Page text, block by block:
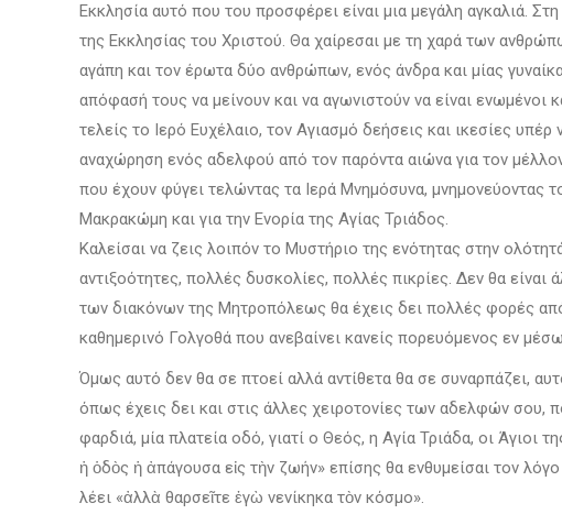
Εκκλησία αυτό που του προσφέρει είναι μια μεγάλη αγκαλιά.
της Εκκλησίας του Χριστού. Θα χαίρεσαι με τη χαρά των
αγάπη και τον έρωτα δύο ανθρώπων, ενός άνδρα και μίας
απόφασή τους να μείνουν και να αγωνιστούν να είναι
τελείς το Ιερό Ευχέλαιο, τον Αγιασμό δεήσεις και ικεσίες
αναχώρηση ενός αδελφού από τον παρόντα αιώνα για τον
που έχουν φύγει τελώντας τα Ιερά Μνημόσυνα, μνημονεύοντας
Μακρακώμη και για την Ενορία της Αγίας Τριάδος.
Καλείσαι να ζεις λοιπόν το Μυστήριο της ενότητας στην
αντιξοότητες, πολλές δυσκολίες, πολλές πικρίες. Δεν θα
των διακόνων της Μητροπόλεως θα έχεις δει πολλές φορές από
καθημερινό Γολγοθά που ανεβαίνει κανείς πορευόμενος εν
Όμως αυτό δεν θα σε πτοεί αλλά αντίθετα θα σε συναρπάζει,
όπως έχεις δει και στις άλλες χειροτονίες των αδελφών σου,
φαρδιά, μία πλατεία οδό, γιατί ο Θεός, η Αγία Τριάδα, οι Άγιοι
ἡ ὁδὸς ἡ ἀπάγουσα εἰς τὴν ζωήν» επίσης θα ενθυμείσαι τον
λέει «ἀλλὰ θαρσεῖτε ἐγὼ νενίκηκα τὸν κόσμο».